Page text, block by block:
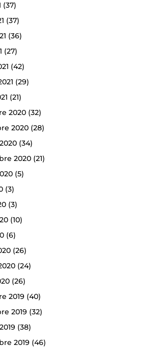
(37)
(37)
(36)
(27)
(42)
(29)
(21)
2020(32)
2020(28)
(34)
2020(21)
(5)
(3)
(3)
(10)
(6)
(26)
(24)
(26)
2019 (40)
2019 (32)
(38)
2019 (46)